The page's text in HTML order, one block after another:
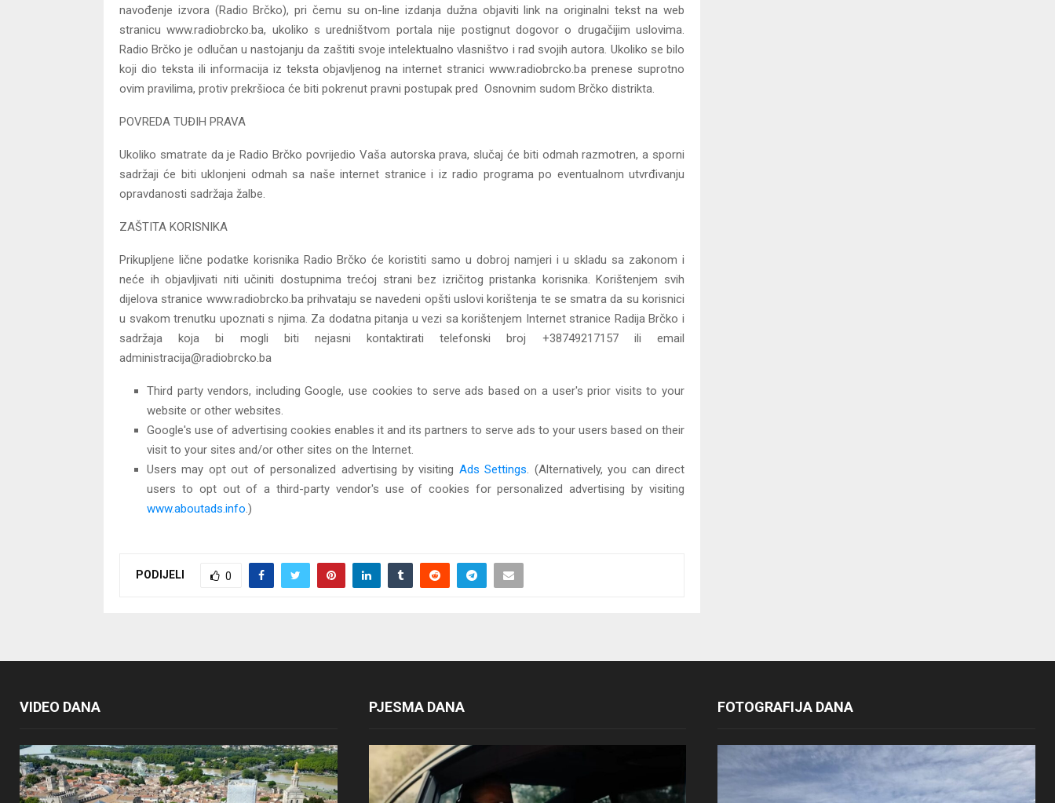
navođenje izvora (Radio Brčko), pri čemu su on-line izdanja dužna objaviti link na originalni tekst na web
stranicu www.radiobrcko.ba, ukoliko s uredništvom portala nije postignut dogovor o drugačijim uslovima.
Radio Brčko je odlučan u nastojanju da zaštiti svoje intelektualno vlasništvo i rad svojih autora. Ukoliko se bilo
koji dio teksta ili informacija iz teksta objavljenog na internet stranici www.radiobrcko.ba prenese suprotno
ovim pravilima, protiv prekršioca će biti pokrenut pravni postupak pred Osnovnim sudom Brčko distrikta.
POVREDA TUĐIH PRAVA
Ukoliko smatrate da je Radio Brčko povrijedio Vaša autorska prava, slučaj će biti odmah razmotren, a sporni
sadržaji će biti uklonjeni odmah sa naše internet stranice i iz radio programa po eventualnom utvrđivanju
opravdanosti sadržaja žalbe.
ZAŠTITA KORISNIKA
Prikupljene lične podatke korisnika Radio Brčko će koristiti samo u dobroj namjeri i u skladu sa zakonom i
neće ih objavljivati niti učiniti dostupnima trećoj strani bez izričitog pristanka korisnika. Korištenjem svih
dijelova stranice www.radiobrcko.ba prihvataju se navedeni opšti uslovi korištenja te se smatra da su korisnici
u svakom trenutku upoznati s njima. Za dodatna pitanja u vezi sa korištenjem Internet stranice Radija Brčko i
sadržaja koja bi mogli biti nejasni kontaktirati telefonski broj +38749217157 ili email
administracija@radiobrcko.ba
Third party vendors, including Google, use cookies to serve ads based on a user's prior visits to your
website or other websites.
Google's use of advertising cookies enables it and its partners to serve ads to your users based on their
visit to your sites and/or other sites on the Internet.
Users may opt out of personalized advertising by visiting Ads Settings. (Alternatively, you can direct
users to opt out of a third-party vendor's use of cookies for personalized advertising by visiting
www.aboutads.info.)
PODIJELI 0
VIDEO DANA PJESMA DANA FOTOGRAFIJA DANA